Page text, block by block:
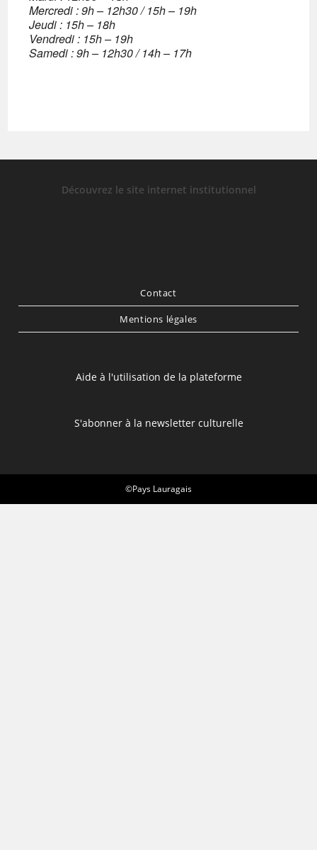
Mercredi : 9h – 12h30 / 15h – 19h
Jeudi : 15h – 18h
Vendredi : 15h – 19h
Samedi : 9h – 12h30 / 14h – 17h
Découvrez le site internet institutionnel
Contact
Mentions légales
Aide à l'utilisation de la plateforme
S'abonner à la newsletter culturelle
©Pays Lauragais